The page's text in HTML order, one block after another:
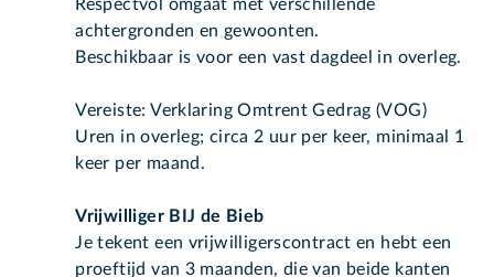
Respectvol omgaat met verschillende
achtergronden en gewoonten.
Beschikbaar is voor een vast dagdeel in overleg.
Vereiste: Verklaring Omtrent Gedrag (VOG)
Uren in overleg; circa 2 uur per keer, minimaal 1
keer per maand.
Vrijwilliger BIJ de Bieb
Je tekent een vrijwilligerscontract en hebt een
proeftijd van 3 maanden, die van beide kanten